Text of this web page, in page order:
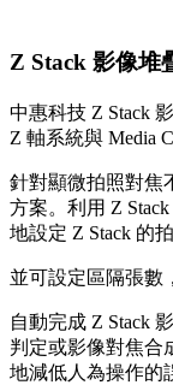
Z Stack 影像堆
中惠科技 Z Stack
Z 軸系統與 Media
針對顯微拍照對焦
方案。利用 Z
地設定 Z Stack 的
並可設定區隔張數
自動完成 Z Stack
判定或影像對焦合
地減低人為操作的